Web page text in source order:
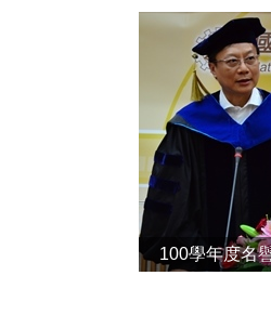
100學年度名